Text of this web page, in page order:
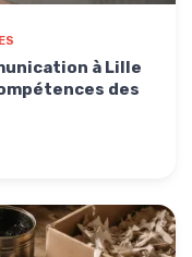
à Lille
des